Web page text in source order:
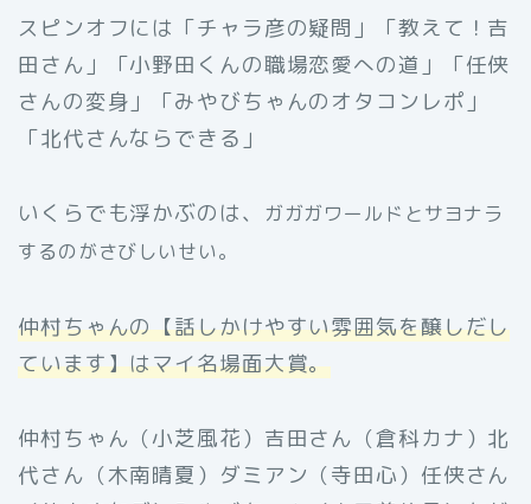
スピンオフには「チャラ彦の疑問」「教えて！吉
田さん」「小野田くんの職場恋愛への道」「任侠
さんの変身」「みやびちゃんのオタコンレポ」
「北代さんならできる」
いくらでも浮かぶのは、
ガガガワールドとサヨナラ
するのがさびしいせい。
仲村ちゃんの【話しかけやすい雰囲気を醸しだし
ています】はマイ名場面大賞。
仲村ちゃん（小芝風花）吉田さん（倉科カナ）北
代さん（木南晴夏）ダミアン（寺田心）任侠さん